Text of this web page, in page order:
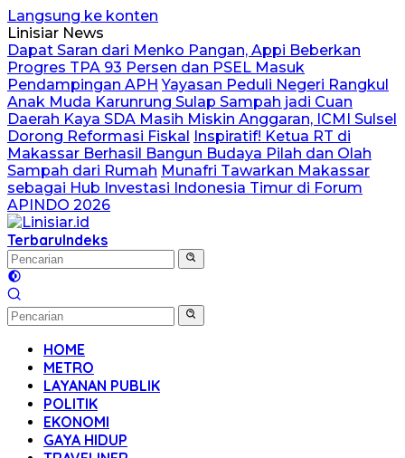
Langsung ke konten
Linisiar News
Dapat Saran dari Menko Pangan, Appi Beberkan
Progres TPA 93 Persen dan PSEL Masuk
Pendampingan APH Yayasan Peduli Negeri Rangkul
Anak Muda Karunrung Sulap Sampah jadi Cuan
Daerah Kaya SDA Masih Miskin Anggaran, ICMI Sulsel
Dorong Reformasi Fiskal Inspiratif! Ketua RT di
Makassar Berhasil Bangun Budaya Pilah dan Olah
Sampah dari Rumah Munafri Tawarkan Makassar
sebagai Hub Investasi Indonesia Timur di Forum
APINDO 2026
TerbaruIndeks
HOME
METRO
LAYANAN PUBLIK
POLITIK
EKONOMI
GAYA HIDUP